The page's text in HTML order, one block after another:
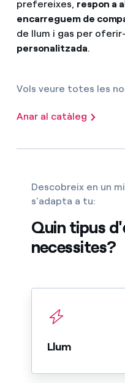
prefereixes, respon a
encarreguem de
de llum i gas per
personalitzada.
Vols veure totes les
Anar al catàleg
Descobreix en un
s'adapta a tu:
Quin tipus
necessites?
Llum